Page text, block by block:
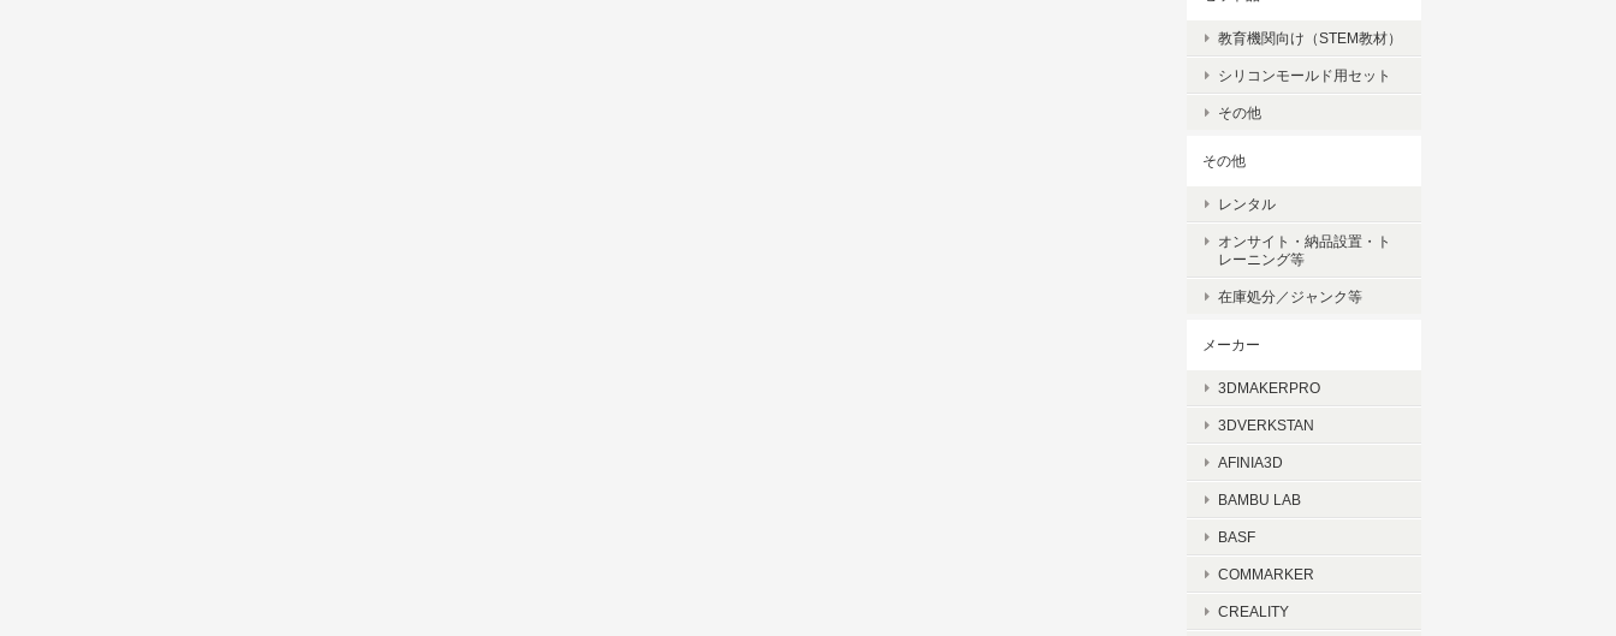
教育機関向け（STEM教材）
シリコンモールド用セット
その他
その他
レンタル
オンサイト・納品設置・ト
レーニング等
在庫処分／ジャンク等
メーカー
3DMAKERPRO
3DVERKSTAN
AFINIA3D
BAMBU LAB
BASF
COMMARKER
CREALITY